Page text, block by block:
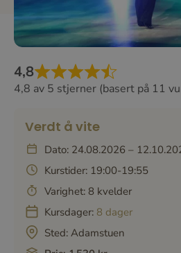
4,8
4,8 av 5 stjerner (basert på 11
Verdt å vite
Dato: 24.08.2026 –
Kurstider: 19:00-19:55
Varighet: 8 kvelder
Kursdager: 8 dager
Sted: Adamstuen